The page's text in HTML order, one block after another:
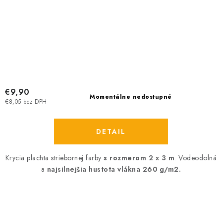
Momentálne nedostupné
€8,05 bez DPH
€9,90
DETAIL
Krycia plachta striebornej farbys rozmerom 2 x 3 m. Vodeodolná
a najsilnejšia hustota vlákna 260 g/m2.